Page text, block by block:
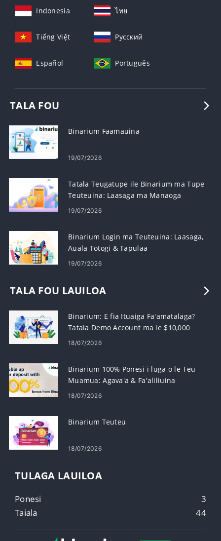
Indonesia ไทย
Tiếng Việt Русский
Español Português
TALA FOU
Binarium Faamauina
19/07/2026
Tatala Teugatupe ile Binarium ma Tupe
Teuteuina: Laasaga ma Manaoga
19/07/2026
Binarium Login ma Teuteuina: Laasaga,
Auala Totogi & Tapulaa
19/07/2026
TALA FOU LAUILOA
Binarium: E fia Ituaiga Fa'amatalaga?
Tatala Demo Account ma le $10,000
18/07/2026
Binarium 100% Ponesi i luga o le Teu
Muamua: Agava'a & Fa'aliliuina
18/07/2026
Binarium Teuteu
18/07/2026
TULAGA LAUILOA
Ponesi
3
Taiala
44